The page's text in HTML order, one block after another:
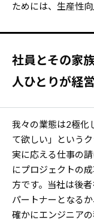
ためには、生産性
社員とその家
人ひとりが経
我々の業態は2極化
て欲しい」という
実に応える仕事の
にプロジェクトの
方です。当社は後
パートナーとなる
確かにエンジニア